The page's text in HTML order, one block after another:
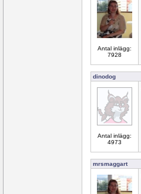
Antal inlägg:
7928
dinodog
Antal inlägg:
4973
mrsmaggart